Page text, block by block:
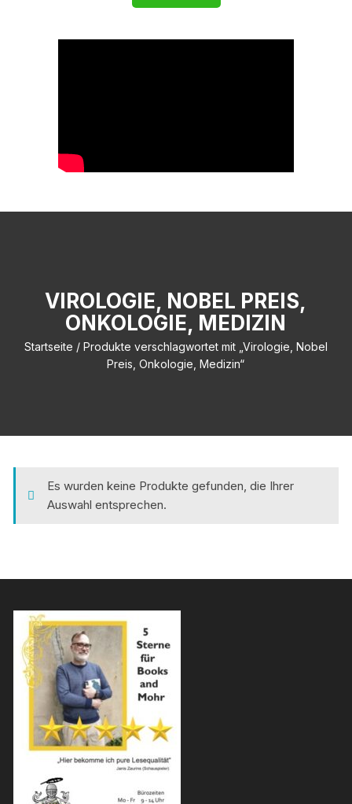
VIROLOGIE, NOBEL PREIS,
ONKOLOGIE, MEDIZIN
Startseite / Produkte verschlagwortet mit „Virologie, Nobel
Preis, Onkologie, Medizin“
Es wurden keine Produkte gefunden, die Ihrer
Auswahl entsprechen.